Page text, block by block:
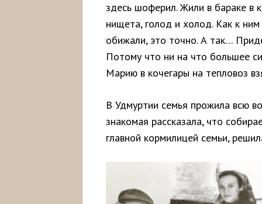
здесь шоферил. Жили в бараке в
нищета, голод и холод. Как к
обижали, это точно. А так…
Потому что ни на что большее
Марию в кочегары на тепловоз
В Удмуртии семья прожила всю
знакомая рассказала, что
главной кормилицей семьи,